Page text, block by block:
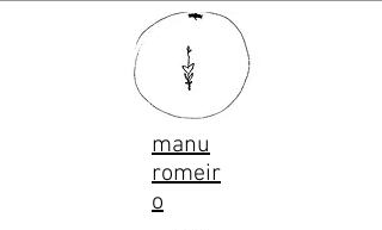
manu
romeir
o